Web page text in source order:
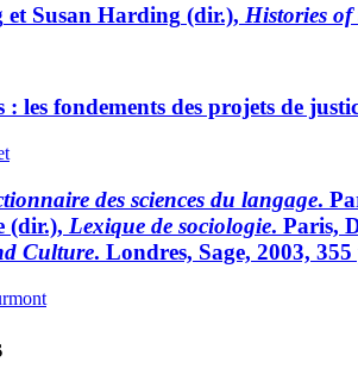
et Susan Harding (dir.), Histories
les fondements des projets de
des sciences du langage.
(dir.), Lexique de sociologie. Paris,
Culture. Londres, Sage, 2003, 355